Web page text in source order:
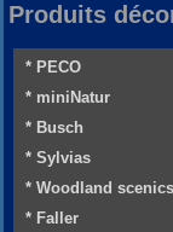
Produits
* PECO
* miniNatur
* Busch
* Sylvias
* Woodland scenics
* Faller